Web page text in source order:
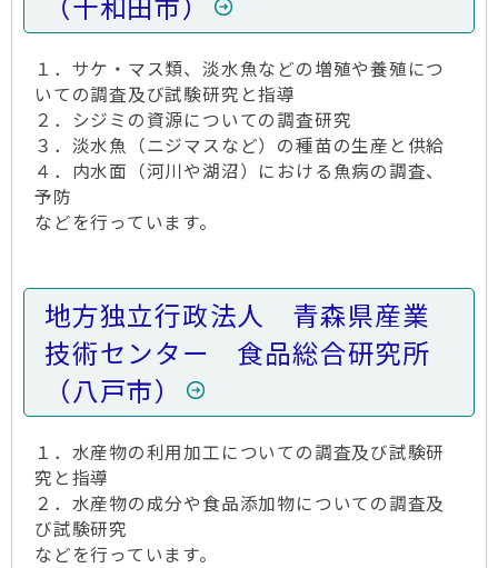
１．サケ・マス類、淡水魚などの増殖や養殖につ
いての調査及び試験研究と指導
２．シジミの資源についての調査研究
３．淡水魚（ニジマスなど）の種苗の生産と供給
４．内水面（河川や湖沼）における魚病の調査、
予防
などを行っています。
地方独立行政法人 青森県産業
技術センター 食品総合研究所
（八戸市）
１．水産物の利用加工についての調査及び試験研
究と指導
２．水産物の成分や食品添加物についての調査及
び試験研究
などを行っています。